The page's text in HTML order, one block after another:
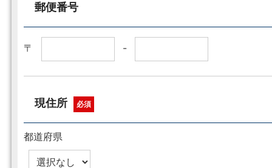
郵便番号
〒 -
現住所 必須
都道府県